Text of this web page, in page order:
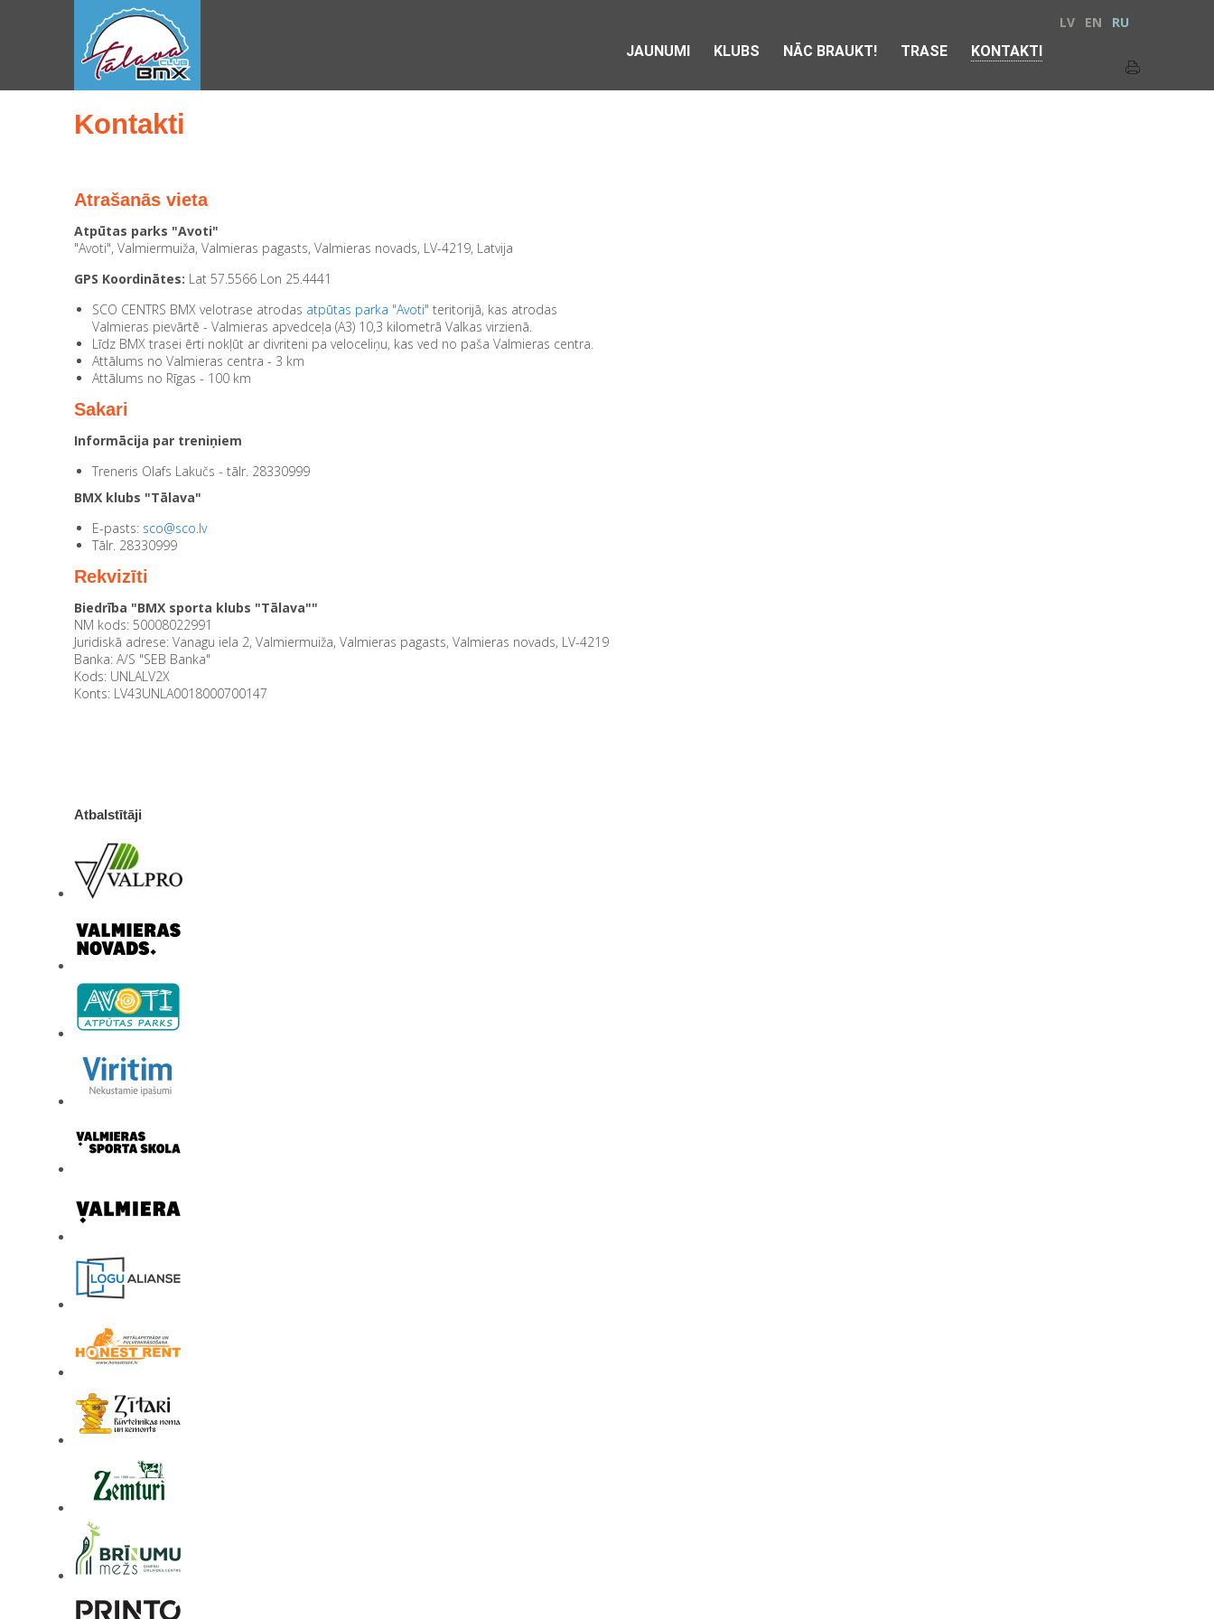
LV EN
RU
JAUNUMI
KLUBS NĀC BRAUKT! TRASE KONTAKTI
HOME>KONTAKTI
Kontakti
Kontakti
Atrašanās vieta
Atpūtas parks "Avoti"
"Avoti", Valmiermuiža, Valmieras pagasts, Valmieras novads, LV-4219, Latvija
GPS Koordinātes: Lat 57.5566 Lon 25.4441
SCO CENTRS BMX velotrase atrodas atpūtas parka "Avoti" teritorijā, kas atrodas
Valmieras pievārtē - Valmieras apvedceļa (A3) 10,3 kilometrā Valkas virzienā.
Līdz BMX trasei ērti nokļūt ar divriteni pa veloceliņu, kas ved no paša Valmieras centra.
Attālums no Valmieras centra - 3 km
Attālums no Rīgas - 100 km
Sakari
Informācija par treniņiem
Treneris Olafs Lakučs - tālr. 28330999
BMX klubs "Tālava"
E-pasts: sco@sco.lv
Tālr. 28330999
Rekvizīti
Biedrība "BMX sporta klubs "Tālava""
NM kods: 50008022991
Juridiskā adrese: Vanagu iela 2, Valmiermuiža, Valmieras pagasts, Valmieras novads, LV-4219
Banka: A/S "SEB Banka"
Kods: UNLALV2X
Konts: LV43UNLA0018000700147
Atbalstītāji